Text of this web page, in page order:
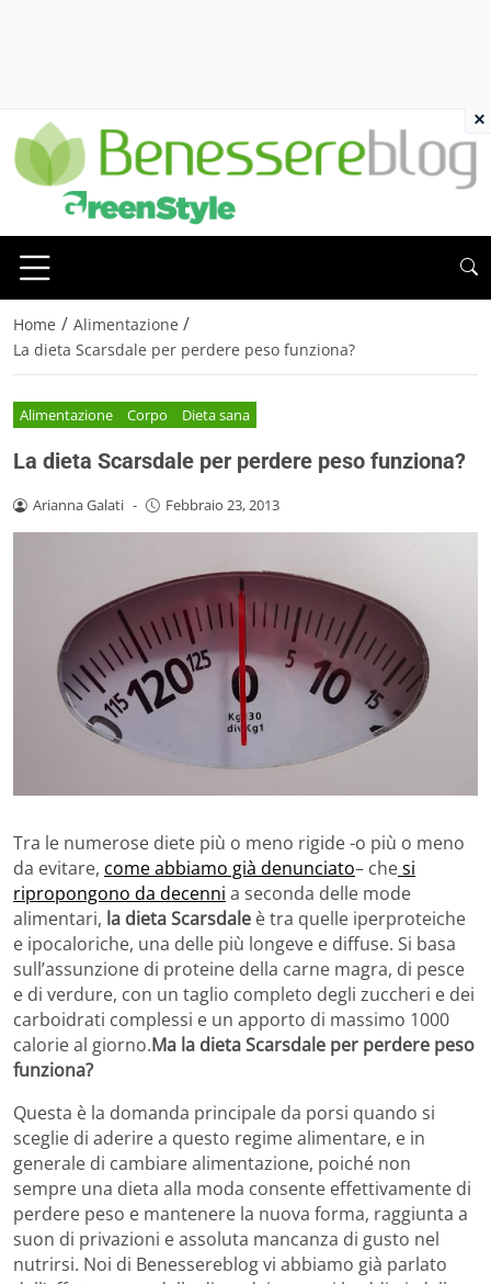
Home / Alimentazione /
La dieta Scarsdale per perdere peso funziona?
Alimentazione Corpo Dieta sana
La dieta Scarsdale per perdere peso funziona?
Arianna Galati - Febbraio 23, 2013
Tra le numerose diete più o meno rigide -o più o meno
da evitare, come abbiamo già denunciato– chesi
ripropongono da decenni a seconda delle mode
alimentari, la dieta Scarsdale è tra quelle iperproteiche
e ipocaloriche, una delle più longeve e diffuse. Si basa
sull’assunzione di proteine della carne magra, di pesce
e di verdure, con un taglio completo degli zuccheri e dei
carboidrati complessi e un apporto di massimo 1000
calorie al giorno.Ma la dieta Scarsdale per perdere peso
funziona?
Questa è la domanda principale da porsi quando si
sceglie di aderire a questo regime alimentare, e in
generale di cambiare alimentazione, poiché non
sempre una dieta alla moda consente effettivamente di
perdere peso e mantenere la nuova forma, raggiunta a
suon di privazioni e assoluta mancanza di gusto nel
nutrirsi. Noi di Benessereblog vi abbiamo già parlato
×